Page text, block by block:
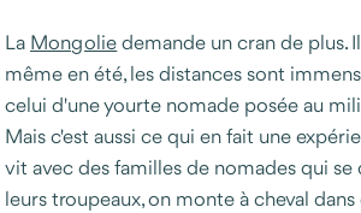
La Mongoliedemande un cran de plus.
même en été, les distances sont
celui d'une yourte nomade posée au
Mais c'est aussi ce qui en fait une
vit avec des familles de nomades qui
leurs troupeaux, on monte à cheval dans